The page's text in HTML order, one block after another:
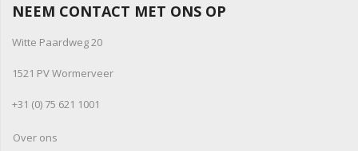
NEEM CONTACT MET ONS OP
Witte Paardweg 20
1521 PV Wormerveer
+31 (0) 75 621 1001
Over ons